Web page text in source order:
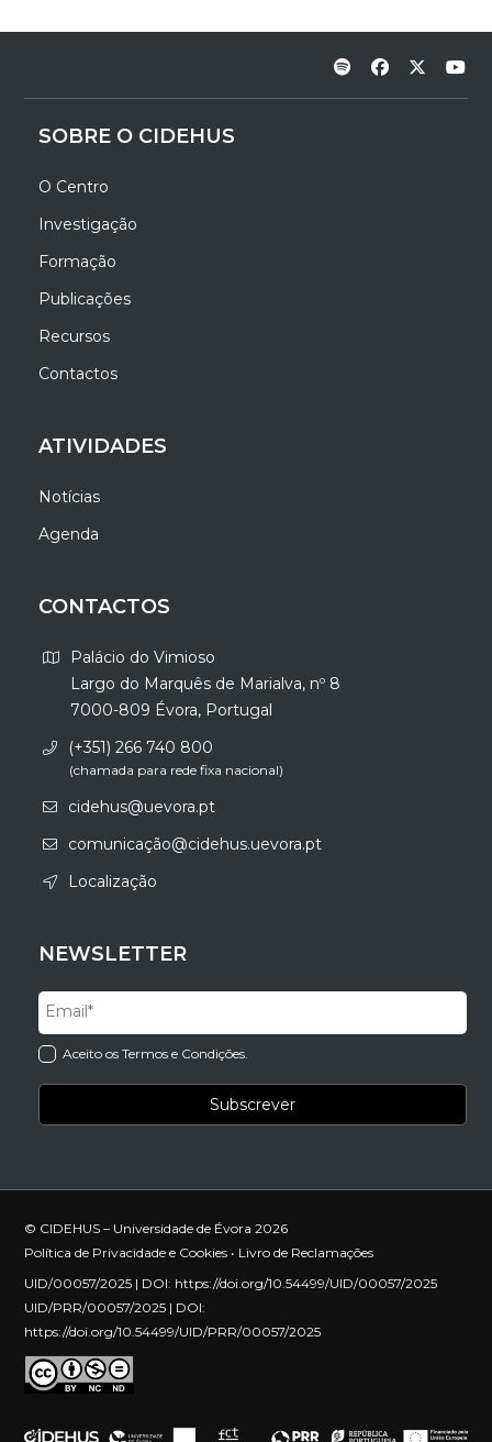
SOBRE O CIDEHUS
O Centro
Investigação
Formação
Publicações
Recursos
Contactos
ATIVIDADES
Notícias
Agenda
CONTACTOS
Palácio do Vimioso
Largo do Marquês de Marialva, nº 8
7000-809 Évora, Portugal
(+351) 266 740 800
(chamada para rede fixa nacional)
cidehus@uevora.pt
comunicação@cidehus.uevora.pt
Localização
NEWSLETTER
Aceito os Termos e Condições.
© CIDEHUS – Universidade de Évora 2026
Política de Privacidade e Cookies • Livro de Reclamações
UID/00057/2025 | DOI: https://doi.org/10.54499/UID/00057/2025
UID/PRR/00057/2025 | DOI:
https://doi.org/10.54499/UID/PRR/00057/2025